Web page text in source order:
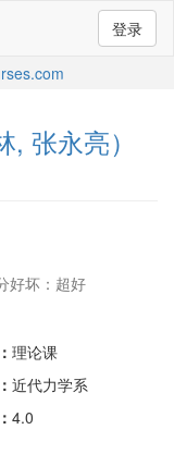
登录
, 张永亮）
好坏：超好
理论课
近代力学系
4.0